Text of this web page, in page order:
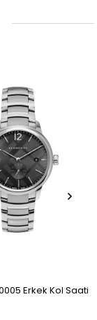
Burberry BU10012